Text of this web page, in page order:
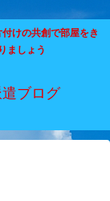
けの共創で部屋をき
ましょう
ブログ